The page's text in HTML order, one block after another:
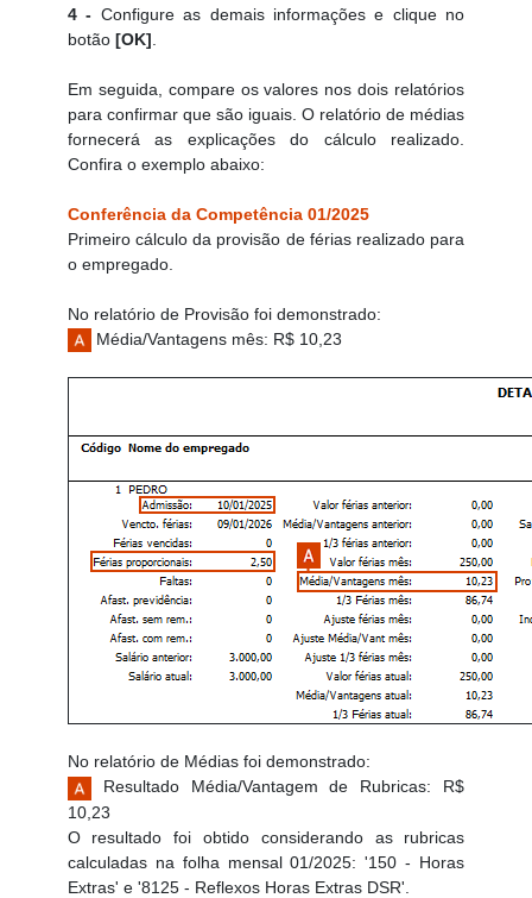
4 - Configure as demais informações e clique no
botão [OK]
Em seguida, compare os valores nos dois relatórios
para confirmar que são iguais. O relatório de médias
fornecerá as explicações do cálculo realizado.
Confira o exemplo abaixo:
Conferência da Competência 01/2025
Primeiro cálculo da provisão de férias realizado para
o empregado.
No relatório de Provisão foi demonstrado:
Média/Vantagens mês: R$ 10,23
No relatório de Médias foi demonstrado:
Resultado Média/Vantagem de Rubricas:
R$
10,23
O resultado foi obtido considerando as rubricas
calculadas na folha mensal 01/2025: '150 - Horas
Extras' e '8125 - Reflexos Horas Extras DSR'.